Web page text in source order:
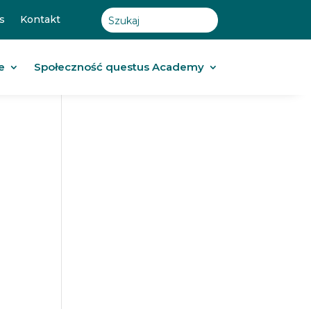
Kontakt
Społeczność questus Academy